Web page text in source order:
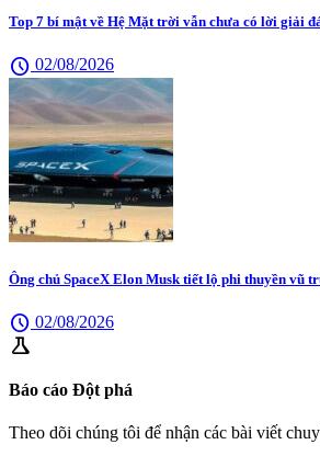
Top 7 bí mật về Hệ Mặt trời vẫn chưa có lời giải
schedule 02/08/2026
Ông chủ SpaceX Elon Musk tiết lộ phi thuyền vũ
schedule 02/08/2026
science
Báo cáo Đột phá
Theo dõi chúng tôi để nhận các bài viết